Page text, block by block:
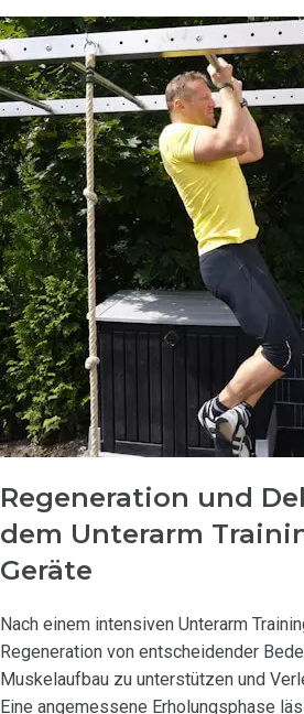
Regeneration und
dem Unterarm
Geräte
Nach einem intensiven Unterarm
Regeneration von entscheidender
Muskelaufbau zu unterstützen und
Eine angemessene Erholungsphase